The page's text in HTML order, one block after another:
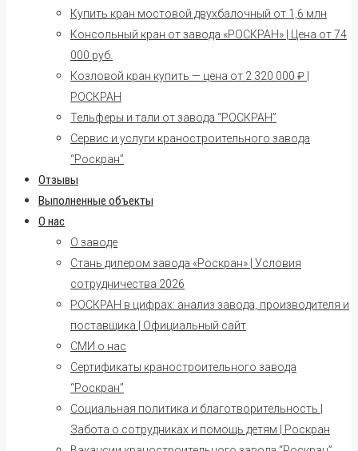
Купить кран мостовой двухбалочный от 1,6 млн
Консольный кран от завода «РОСКРАН» | Цена от 74
000 руб.
Козловой кран купить — цена от 2 320 000 ₽ |
РОСКРАН
Тельферы и тали от завода “РОСКРАН”
Сервис и услуги краностроительного завода
“Роскран”
Отзывы
Выполненные объекты
О нас
О заводе
Стань дилером завода «Роскран» | Условия
сотрудничества 2026
РОСКРАН в цифрах: анализ завода, производителя и
поставщика | Официальный сайт
СМИ о нас
Сертификаты краностроительного завода
“Роскран”
Социальная политика и благотворительность |
Забота о сотрудниках и помощь детям | Роскран